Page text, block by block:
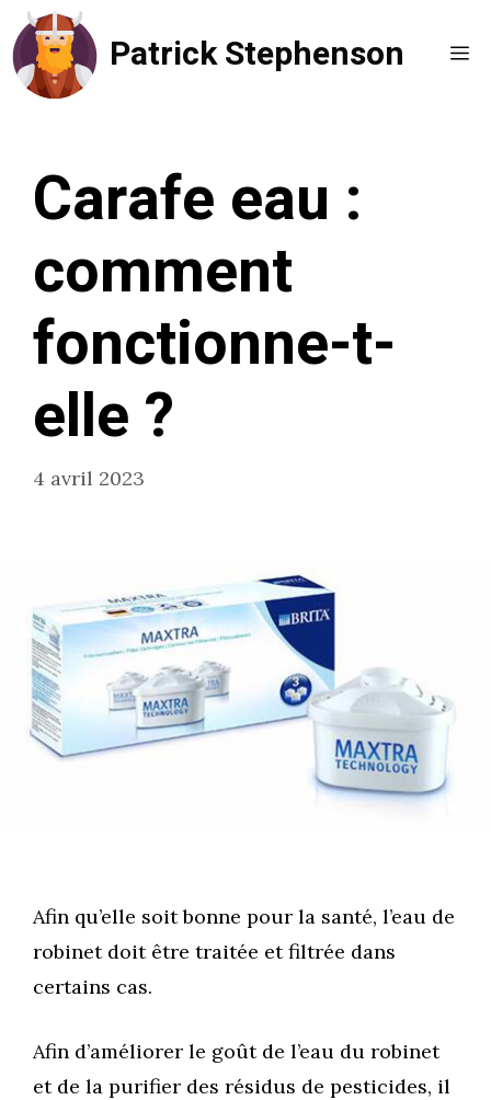
Aller
au
contenu
Patrick Stephenson
Carafe eau :
comment
fonctionne-t-
elle ?
4 avril 2023
Afin qu’elle soit bonne pour la santé, l’eau de
robinet doit être traitée et filtrée dans
certains cas.
Afin d’améliorer le goût de l’eau du robinet
et de la purifier des résidus de pesticides, il